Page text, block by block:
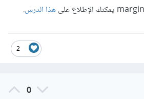
هذا الدرس.
2
0